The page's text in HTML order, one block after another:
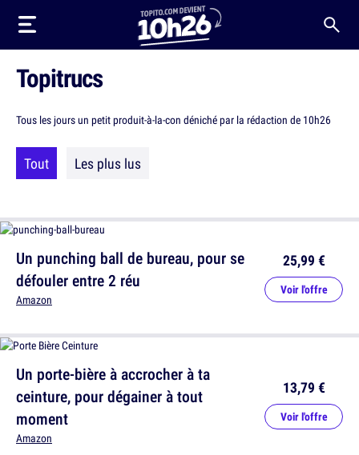
Topitrucs
Tous les jours un petit produit-à-la-con déniché par la rédaction de 10h26
Tout Les plus lus
Un punching ball de bureau, pour se
défouler entre 2 réu
Amazon
25,99 €
Voir l'offre
Un porte-bière à accrocher à ta
ceinture, pour dégainer à tout
moment
Amazon
13,79 €
Voir l'offre